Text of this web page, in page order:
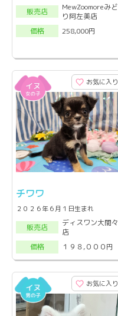
販売店
MewZoomoreみど
り阿左美店
価格
258,000円
お気に入り
チワワ
２０２６年６月１日生まれ
販売店
ディスワン大間々
店
価格
１９８,０００円
お気に入り